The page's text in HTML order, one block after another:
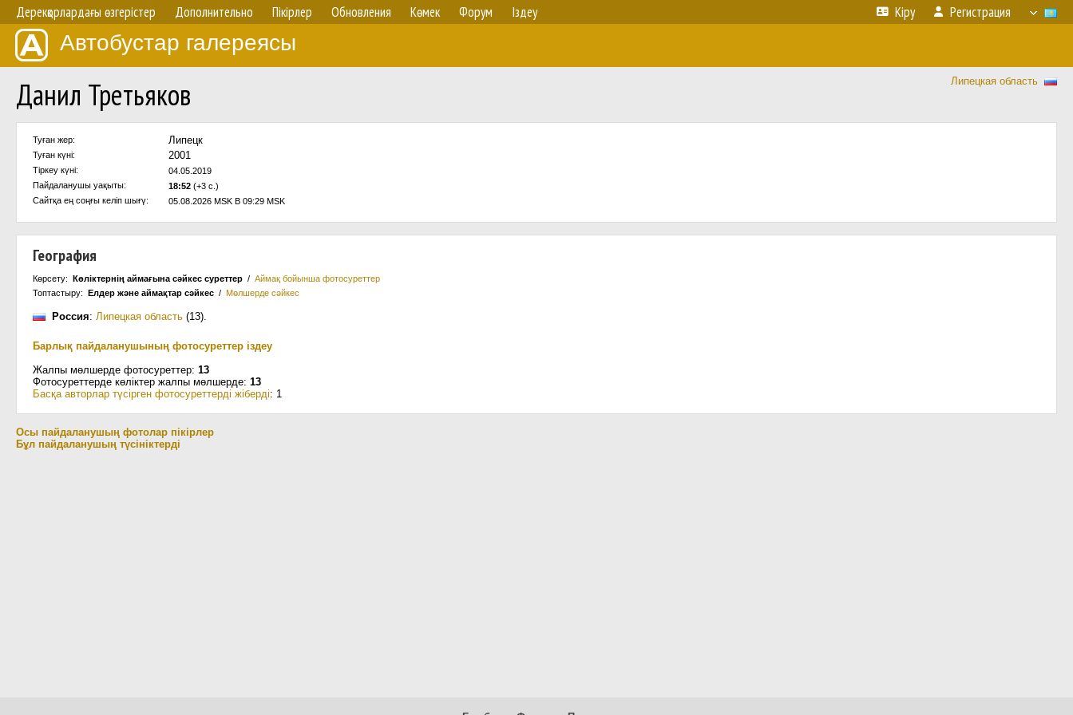
Дерекқорлардағы өзгерістер Дополнительно Пікірлер Обновления Көмек Форум Іздеу Кіру Регистрация
Автобустар галереясы
Липецкая область
Данил Третьяков
Туған жер: Липецк
Туған күні: 2001
Тіркеу күні:
04.05.2019
Пайдаланушы уақыты:
18:52 (+3 с.)
Сайтқа ең соңғы келіп шығү:
05.08.2026 MSK В 09:29 MSK
География
Көрсету: Көліктернің аймағына сәйкес суреттер / Аймақ бойынша фотосуреттер
Топтастыру: Елдер және аймақтар сәйкес / Мөлшерде сәйкес
Россия: Липецкая область (13).
Барлық пайдаланушының фотосуреттер іздеу
Жалпы мөлшерде фотосуреттер: 13
Фотосуреттерде көліктер жалпы мөлшерде: 13
Басқа авторлар түсірген фотосуреттерді жіберді: 1
Осы пайдаланушың фотолар пікірлер
Бұл пайдаланушың түсініктерді